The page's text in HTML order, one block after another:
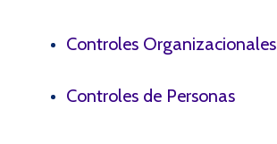
Controles Organizacionales
Controles de Personas